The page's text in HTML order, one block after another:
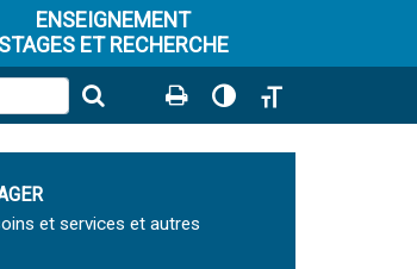
ENSEIGNEMENT
STAGES ET RECHERCHE
Passer en contraste
Changer la taille
et services et autres